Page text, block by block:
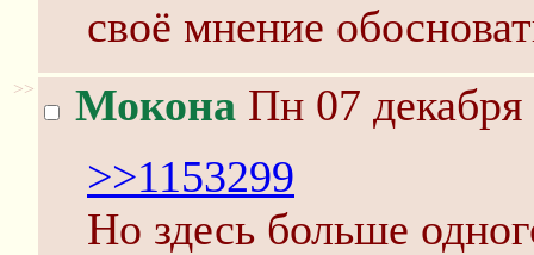
своё мнение
>> Мокона Пн 07
>>1153299
Но здесь больше